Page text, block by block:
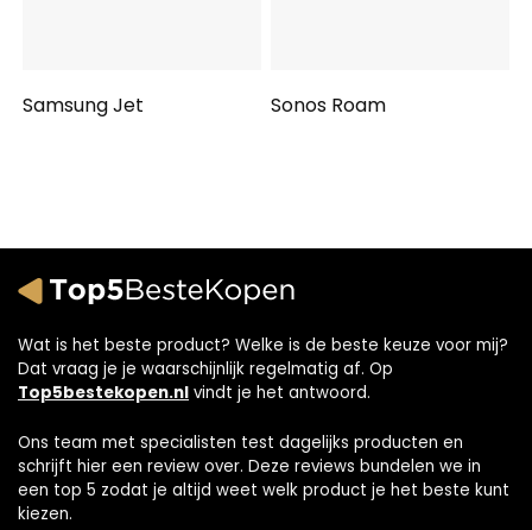
Samsung Jet Sonos Roam
Wat is het beste product? Welke is de beste keuze voor mij?
Dat vraag je je waarschijnlijk regelmatig af. Op
Top5bestekopen.nl vindt je het antwoord.
Ons team met specialisten test dagelijks producten en
schrijft hier een review over. Deze reviews bundelen we in
een top 5 zodat je altijd weet welk product je het beste kunt
kiezen.